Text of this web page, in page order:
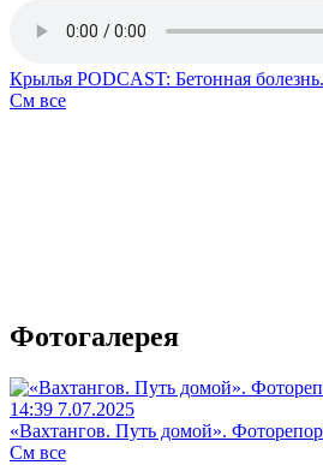
Крылья PODCAST: Бетонная
См все
Фотогалерея
14:39 7.07.2025
«Вахтангов. Путь домой».
См все